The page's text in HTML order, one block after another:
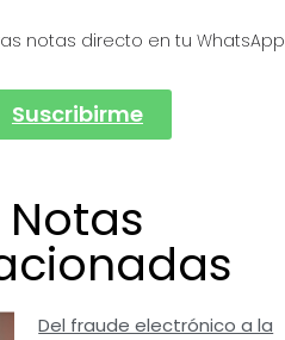
notas directo en tu WhatsApp
Suscribirme
Notas
Del fraude electrónico a la